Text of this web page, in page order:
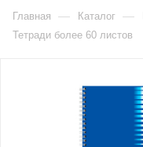
Главная — Каталог —
Тетради более 60 листов